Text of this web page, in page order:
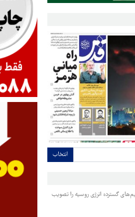
انتخاب
گسترده انرژی روسیه را تصویب